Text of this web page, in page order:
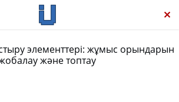
элементтері: жұмыс орындарын
және топтау